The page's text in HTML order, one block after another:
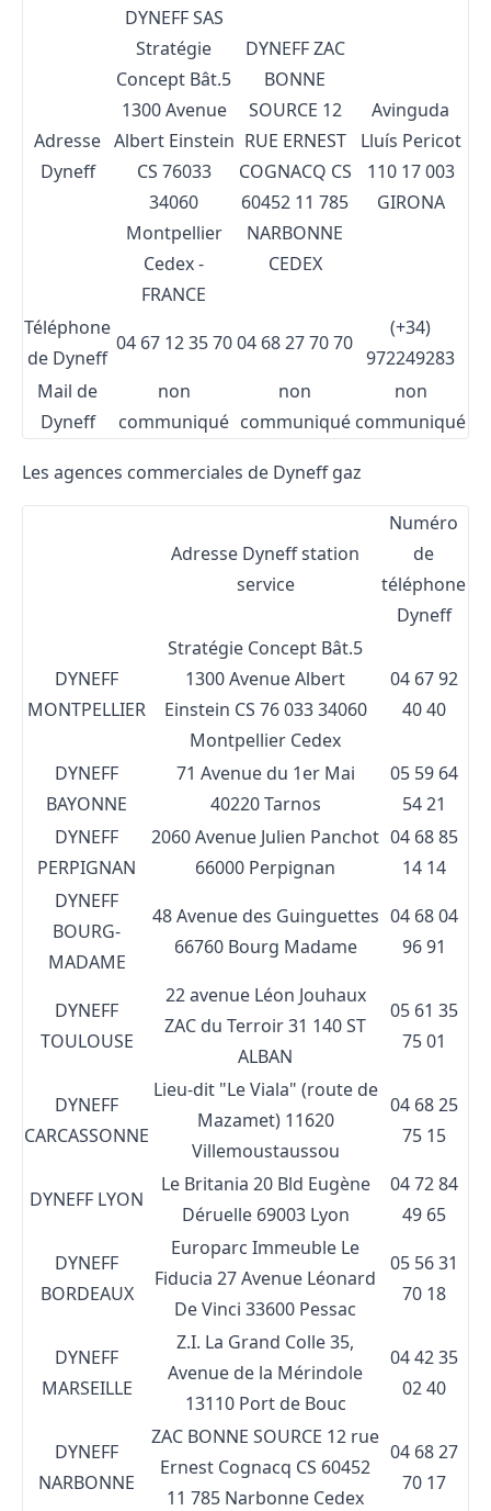
Adresse
Dyneff
DYNEFF SAS
Stratégie
Concept Bât.5
1300 Avenue
Albert Einstein
CS 76033
34060
Montpellier
Cedex -
FRANCE
DYNEFF ZAC
BONNE
SOURCE 12
RUE ERNEST
COGNACQ CS
60452 11 785
NARBONNE
CEDEX
Avinguda
Lluís Pericot
110 17 003
GIRONA
Téléphone
de Dyneff
04 67 12 35 70 04 68 27 70 70
(+34)
972249283
Mail de
Dyneff
non
communiqué
non
communiqué
non
communiqué
Les agences commerciales de Dyneff gaz
Adresse Dyneff station
service
Numéro
de
téléphone
Dyneff
DYNEFF
MONTPELLIER
Stratégie Concept Bât.5
1300 Avenue Albert
Einstein CS 76 033 34060
Montpellier Cedex
04 67 92
40 40
DYNEFF
BAYONNE
71 Avenue du 1er Mai
40220 Tarnos
05 59 64
54 21
DYNEFF
PERPIGNAN
2060 Avenue Julien Panchot
66000 Perpignan
04 68 85
14 14
DYNEFF
BOURG-
MADAME
48 Avenue des Guinguettes
66760 Bourg Madame
04 68 04
96 91
DYNEFF
TOULOUSE
22 avenue Léon Jouhaux
ZAC du Terroir31 140 ST
ALBAN
05 61 35
75 01
DYNEFF
CARCASSONNE
Lieu-dit "Le Viala" (route de
Mazamet) 11620
Villemoustaussou
04 68 25
75 15
DYNEFF LYON
Le Britania 20 Bld Eugène
Déruelle 69003 Lyon
04 72 84
49 65
DYNEFF
BORDEAUX
Europarc Immeuble Le
Fiducia 27 Avenue Léonard
De Vinci 33600 Pessac
05 56 31
70 18
DYNEFF
MARSEILLE
Z.I. La Grand Colle 35,
Avenue de la Mérindole
13110 Port de Bouc
04 42 35
02 40
DYNEFF
NARBONNE
ZAC BONNE SOURCE 12 rue
Ernest Cognacq CS 60452
11 785 Narbonne Cedex
04 68 27
70 17